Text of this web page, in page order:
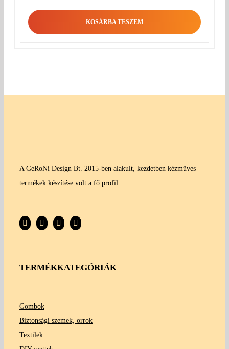
was:
price
KOSÁRBA TESZEM
A GeRoNi Design Bt. 2015-ben alakult, kezdetben kézműves
termékek készítése volt a fő profil.
TERMÉKKATEGÓRIÁK
Gombok
Biztonsági szemek, orrok
Textilek